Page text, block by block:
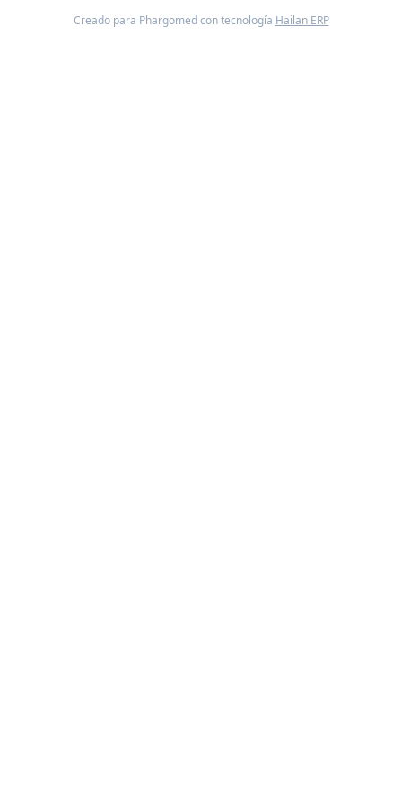
Creado para Phargomed con tecnología Hailan ERP